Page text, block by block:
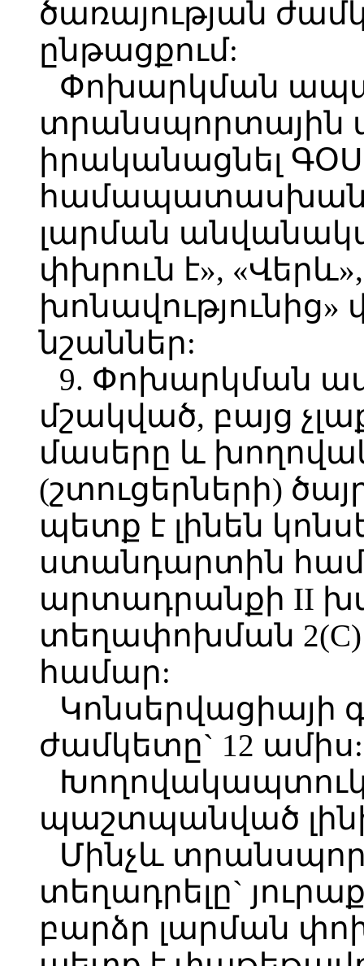
ծառայության
ընթացքում:
Փոխարկման
տրանսպորտային
իրականացնել
համապատասխան
լարման
փխրուն է»,
նշաններ:
9. Փոխարկման
մշակված, բայց
մասերը և
(շտուցերների)
պետք է լինեն
ստանդարտին
արտադրանքի II
տեղափոխման
համար:
Կոնսերվացիայի
ժամկետը` 12 ամիս:
պաշտպանված
Մինչև
տեղադրելը`
բարձր լարման